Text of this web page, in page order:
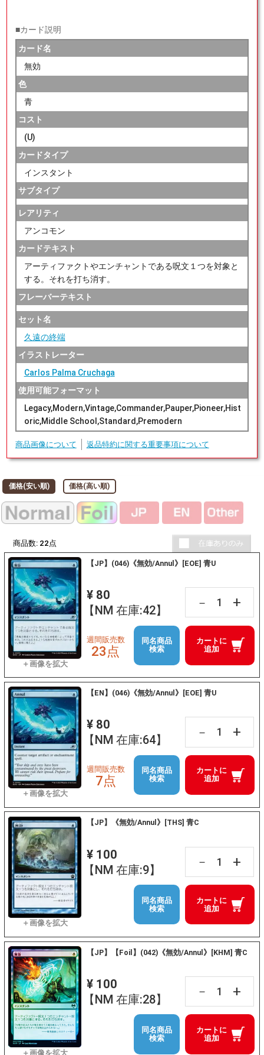
■カード説明
カード名
無効
色
青
コスト
(U)
カードタイプ
インスタント
サブタイプ
レアリティ
アンコモン
カードテキスト
アーティファクトやエンチャントである呪文１つを対象と
する。それを打ち消す。
フレーバーテキスト
セット名
久遠の終端
イラストレーター
Carlos Palma Cruchaga
使用可能フォーマット
Legacy,Modern,Vintage,Commander,Pauper,Pioneer,Hist
oric,Middle School,Standard,Premodern
商品画像について 返品特約に関する重要事項について
価格(安い順) 価格(高い順)
商品数: 22 点
【JP】(046)《無効/Annul》[EOE] 青U
¥ 80
【NM 在庫:42】
－ +
カートに
追加
週間販売数
23点
同名商品
検索
【EN】(046)《無効/Annul》[EOE] 青U
¥ 80
【NM 在庫:64】
－ +
カートに
追加
週間販売数
7点
同名商品
検索
【JP】《無効/Annul》[THS] 青C
¥ 100
【NM 在庫:9】
－ +
カートに
追加
同名商品
検索
【JP】【Foil】(042)《無効/Annul》[KHM] 青C
¥ 100
【NM 在庫:28】
－ +
カートに
追加
同名商品
検索